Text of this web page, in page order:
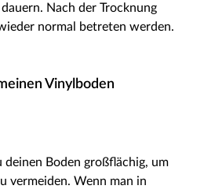
Nach der Trocknung
normal betreten werden.
Vinylboden
Boden großflächig, um
vermeiden. Wenn man in